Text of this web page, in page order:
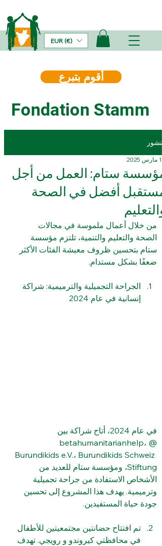
Fondation Stamm
EUR (€)
أقوم بتبرع
منشور
مؤسسة ستام: العمل من أجل
مستقبل أفضل في الصحة
والتعليم
19 مارس 2025
من خلال أعمال ملموسة في مجالات
الصحة والتعليم والتنمية، تلتزم مؤسسة
ستام بتحسين ظروف معيشة الفئات الأكثر
ضعفًا بشكل مستدام.
الجراحة التجميلية والترميمية: شراكة
إنسانية في عام 2024
في عام 2024، أتاح شراكة بين
@betahumanitarianhelp،
Burundikids e.V.، Burundikids Schweiz
Stiftung، ومؤسسة ستام للعديد من
الأشخاص الاستفادة من جراحة تجميلية
وترميمية. يهدف هذا المشروع إلى تحسين
جودة حياة المستفيدين.
تم افتتاح حضانتين مجتمعيتين للأطفال
في محافظتي كيروندو و رويجي. تهدف